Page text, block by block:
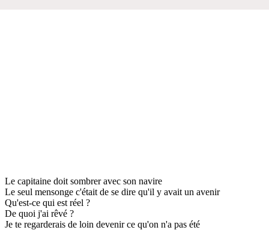
Le capitaine doit sombrer avec son navire
Le seul mensonge c'était de se dire qu'il y avait un avenir
Qu'est-ce qui est réel ?
De quoi j'ai rêvé ?
Je te regarderais de loin devenir ce qu'on n'a pas été